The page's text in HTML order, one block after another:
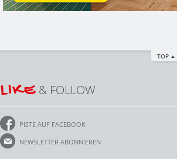
TOP
LIKE& FOLLOW
PISTE AUF FACEBOOK
NEWSLETTER ABONNIEREN